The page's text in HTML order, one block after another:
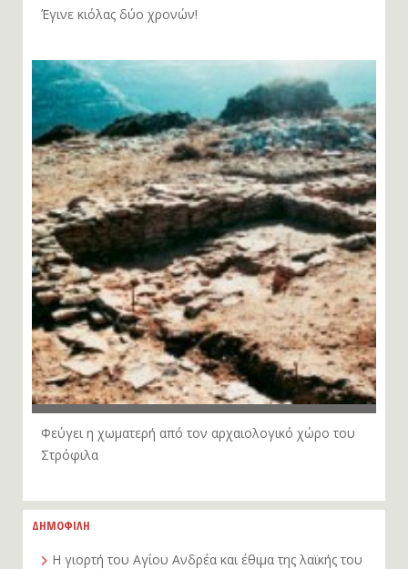
Έγινε κιόλας δύο χρονών!
Φεύγει η χωματερή από τον αρχαιολογικό χώρο του
Στρόφιλα
ΔΗΜΟΦΙΛΗ
Η γιορτή του Αγίου Ανδρέα και έθιμα της λαϊκής του